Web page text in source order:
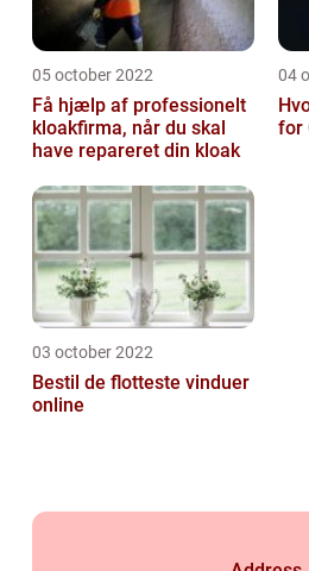
05 october 2022
Få hjælp af professionelt
kloakfirma, når du skal
have repareret din kloak
04
for
03 october 2022
Bestil de flotteste vinduer
online